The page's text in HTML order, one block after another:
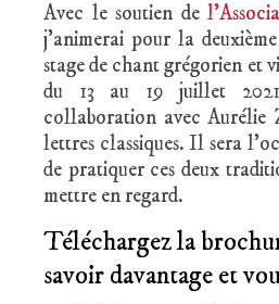
Avec le soutien de
j’animerai pour la
stage de chant grégorien et
du 13 au 19 juillet
collaboration avec Aurélie
lettres classiques. Il sera
de pratiquer ces deux
mettre en regard.
Téléchargez la
savoir davantage et